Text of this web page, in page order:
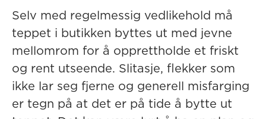
Selv med regelmessig vedlikehold må
teppet i butikken byttes ut med jevne
mellomrom for å opprettholde et friskt
og rent utseende. Slitasje, flekker som
ikke lar seg fjerne og generell misfarging
er tegn på at det er på tide å bytte ut